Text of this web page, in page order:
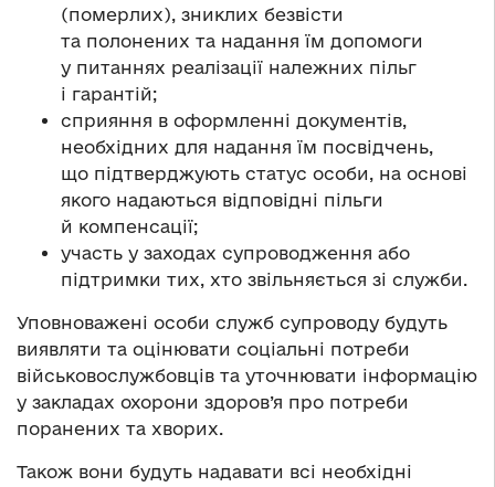
(померлих), зниклих безвісти
та полонених та надання їм допомоги
у питаннях реалізації належних пільг
і гарантій;
сприяння в оформленні документів,
необхідних для надання їм посвідчень,
що підтверджують статус особи, на основі
якого надаються відповідні пільги
й компенсації;
участь у заходах супроводження або
підтримки тих, хто звільняється зі служби.
Уповноважені особи служб супроводу будуть
виявляти та оцінювати соціальні потреби
військовослужбовців та уточнювати інформацію
у закладах охорони здоров’я про потреби
поранених та хворих.
Також вони будуть надавати всі необхідні